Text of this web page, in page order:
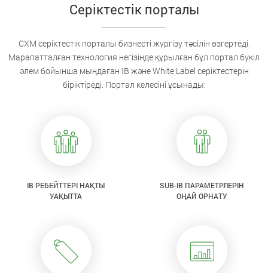
Серіктестік порталы
CXM серіктестік порталы бизнесті жүргізу тәсілін өзгертеді.
Марапатталған технология негізінде құрылған бұл портал бүкіл
әлем бойынша мыңдаған IB және White Label серіктестерін
біріктіреді. Портал келесіні ұсынады:
IB РЕБЕЙТТЕРІ НАҚТЫ
УАҚЫТТА
SUB-IB ПАРАМЕТРЛЕРІН
ОҢАЙ ОРНАТУ